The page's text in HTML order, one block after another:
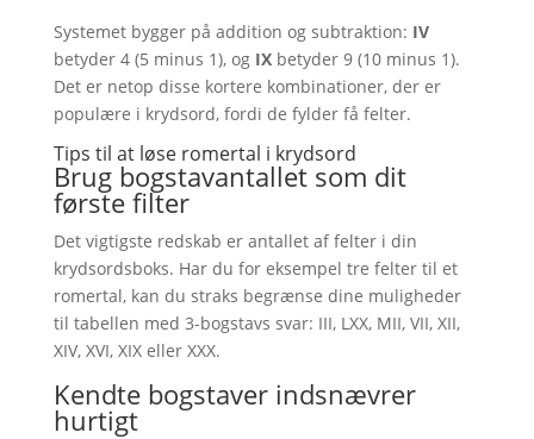
Systemet bygger på addition og subtraktion: IV
betyder 4 (5 minus 1), og IXbetyder 9 (10 minus 1).
Det er netop disse kortere kombinationer, der er
populære i krydsord, fordi de fylder få felter.
Tips til at løse romertal i krydsord
Brug bogstavantallet som dit
første filter
Det vigtigste redskab er antallet af felter i din
krydsordsboks. Har du for eksempel tre felter til et
romertal, kan du straks begrænse dine muligheder
til tabellen med 3-bogstavs svar: III, LXX, MII, VII, XII,
XIV, XVI, XIX eller XXX.
Kendte bogstaver indsnævrer
hurtigt